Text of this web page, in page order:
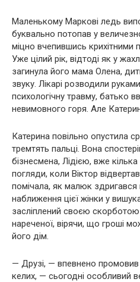
Маленькому Маркові ледь
буквально потопав у
міцно вчепившись крихітними
Уже цілий рік, відтоді як у
загинула його мама Олена,
звуку. Лікарі розводили
психологічну травму, батько
невимовного горя. Але
Катерина повільно опустила
тремтять пальці. Вона
бізнесмена, Лідією, вже кілька
погляди, коли Віктор
помічала, як малюк
наближення цієї жінки у
засліплений своєю
нареченої, вірячи, що гроші
його дім.
— Друзі, — впевнено промовив
келих, — сьогодні особливий